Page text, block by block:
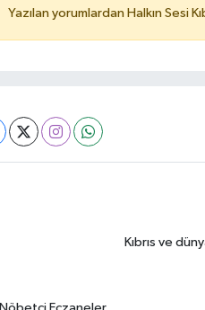
Yazılan yorumlardan Halkın Sesi
Kıbrıs ve